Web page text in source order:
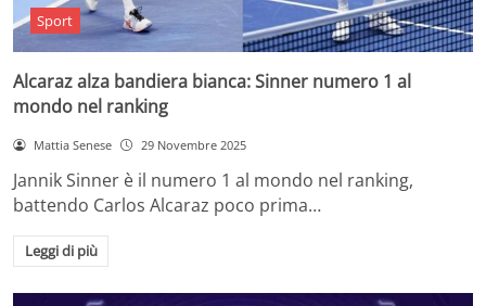
Sport
Alcaraz alza bandiera bianca: Sinner numero 1 al
mondo nel ranking
Mattia Senese 29 Novembre 2025
Jannik Sinner è il numero 1 al mondo nel ranking,
battendo Carlos Alcaraz poco prima…
Leggi di più